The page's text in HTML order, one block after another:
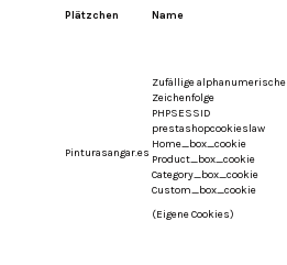
Plätzchen Name
Pinturasangar.es
Zufällige alphanumerische
Zeichenfolge
PHPSESSID
prestashopcookieslaw
Home_box_cookie
Product_box_cookie
Category_box_cookie
Custom_box_cookie
(Eigene Cookies)